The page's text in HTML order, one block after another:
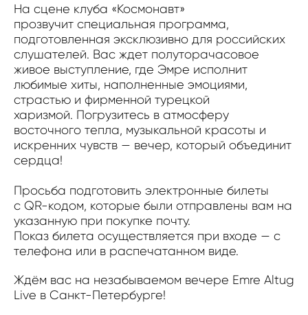
На сцене клуба «Космонавт»
прозвучит специальная программа,
подготовленная эксклюзивно для российских
слушателей. Вас ждет полуторачасовое
живое выступление, где Эмре исполнит
любимые хиты, наполненные эмоциями,
страстью и фирменной турецкой
харизмой. Погрузитесь в атмосферу
восточного тепла, музыкальной красоты и
искренних чувств — вечер, который объединит
сердца!
Просьба подготовить электронные билеты
с QR-кодом, которые были отправлены вам на
указанную при покупке почту.
Показ билета осуществляется при входе — с
телефона или в распечатанном виде.
Ждём вас на незабываемом вечере Emre Altug
Live в Санкт-Петербурге!